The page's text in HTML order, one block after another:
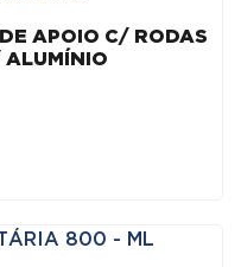
APOIO C/ RODAS